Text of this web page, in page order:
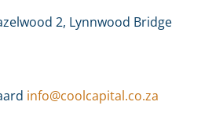
2, Lynnwood Bridge
info@coolcapital.co.za